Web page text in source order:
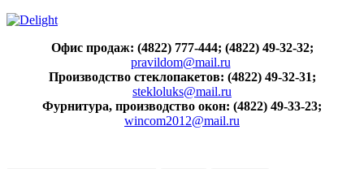
Офис продаж: (4822) 777-444; (4822) 49-32-32;
pravildom@mail.ru
Производство стеклопакетов: (4822) 49-32-31;
stekloluks@mail.ru
Фурнитура, производство окон: (4822) 49-33-23;
wincom2012@mail.ru